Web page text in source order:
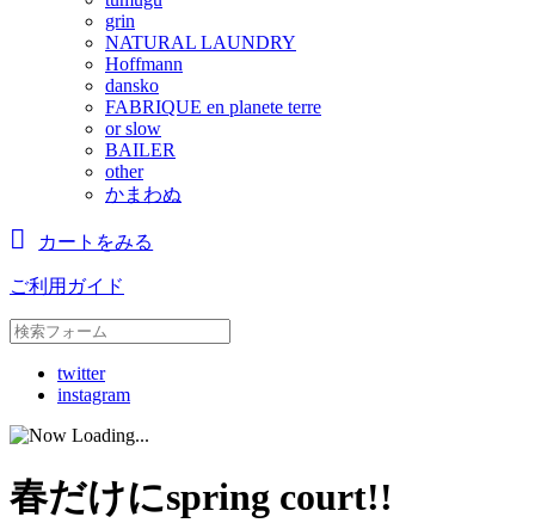
grin
NATURAL LAUNDRY
Hoffmann
dansko
FABRIQUE en planete terre
or slow
BAILER
other
かまわぬ
カートをみる
ご利用ガイド
twitter
instagram
春だけにspring court!!